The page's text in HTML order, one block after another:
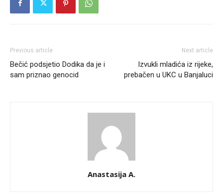
Previous article
Bečić podsjetio Dodika da je i
sam priznao genocid
Next article
Izvukli mladića iz rijeke,
prebačen u UKC u Banjaluci
Anastasija A.